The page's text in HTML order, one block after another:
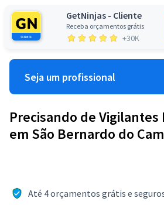
GetNinjas - Cliente
Receba orçamentos grátis
+30K
Seja um profissional
Precisando de Vigilantes
em São Bernardo do
Até 4 orçamentos grátis e